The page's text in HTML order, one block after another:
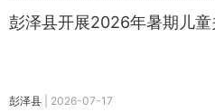
彭泽县开展2026年暑期儿童
彭泽县 2026-07-17